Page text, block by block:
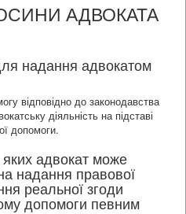
АДВОКАТА
надання адвокатом
відповідно до законодавства
діяльність на підставі
допомоги.
адвокат може
надання правової
реальної згоди
допомоги певним